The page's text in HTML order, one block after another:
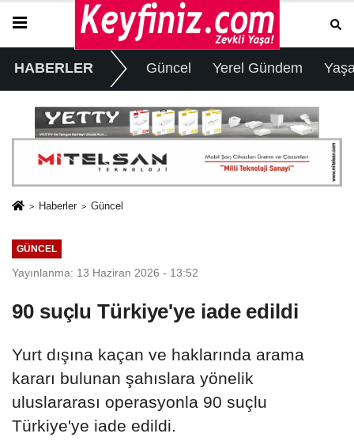
HABERLER Güncel Yerel Gündem
Haberler Güncel
GÜNCEL
Yayınlanma: 13 Haziran 2026 - 13:52
90 suçlu Türkiye'ye iade edildi
Yurt dışına kaçan ve haklarında arama
kararı bulunan şahıslara yönelik
uluslararası operasyonla 90 suçlu
Türkiye'ye iade edildi.